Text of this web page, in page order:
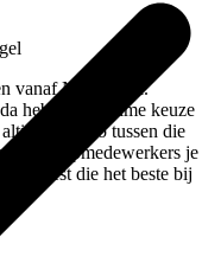
vanaf Neerlangel.
heb je een ruime keuze
een auto tussen die
verkoopmedewerkers je
kiest die het beste bij